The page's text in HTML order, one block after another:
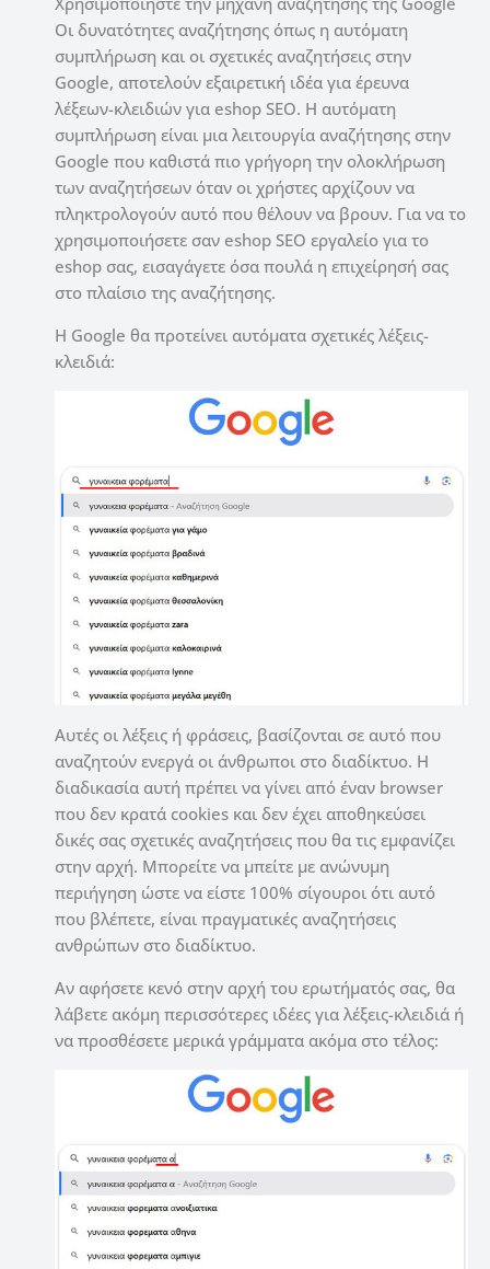
Οι δυνατότητες αναζήτησης όπως η αυτόματη
συμπλήρωση και οι σχετικές αναζητήσεις στην
Google, αποτελούν εξαιρετική ιδέα για έρευνα
λέξεων-κλειδιών για eshop SEO. Η αυτόματη
συμπλήρωση είναι μια λειτουργία αναζήτησης στην
Google που καθιστά πιο γρήγορη την ολοκλήρωση
των αναζητήσεων όταν οι χρήστες αρχίζουν να
πληκτρολογούν αυτό που θέλουν να βρουν. Για να το
χρησιμοποιήσετε σαν eshop SEO εργαλείο για το
eshop σας, εισαγάγετε όσα πουλά η επιχείρησή σας
στο πλαίσιο της αναζήτησης.
Η Google θα προτείνει αυτόματα σχετικές λέξεις-
κλειδιά:
Αυτές οι λέξεις ή φράσεις, βασίζονται σε αυτό που
αναζητούν ενεργά οι άνθρωποι στο διαδίκτυο. Η
διαδικασία αυτή πρέπει να γίνει από έναν browser
που δεν κρατά cookies και δεν έχει αποθηκεύσει
δικές σας σχετικές αναζητήσεις που θα τις εμφανίζει
στην αρχή. Μπορείτε να μπείτε με ανώνυμη
περιήγηση ώστε να είστε 100% σίγουροι ότι αυτό
που βλέπετε, είναι πραγματικές αναζητήσεις
ανθρώπων στο διαδίκτυο.
Αν αφήσετε κενό στην αρχή του ερωτήματός σας, θα
λάβετε ακόμη περισσότερες ιδέες για λέξεις-κλειδιά ή
να προσθέσετε μερικά γράμματα ακόμα στο τέλος: